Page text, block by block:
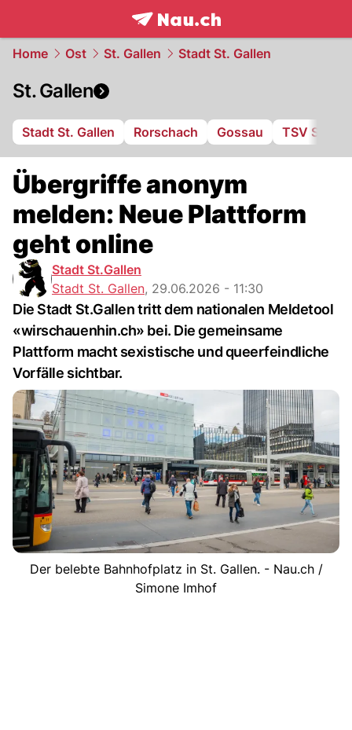
frontpage.NAU.ch
Home Ost St. Gallen Stadt St. Gallen
St. Gallen
Stadt St. Gallen Rorschach Gossau TSV St.
Übergriffe anonym
melden: Neue Plattform
geht online
Stadt St.Gallen
Stadt St. Gallen, 29.06.2026 - 11:30
Die Stadt St.Gallen tritt dem nationalen Meldetool
«wirschauenhin.ch» bei. Die gemeinsame
Plattform macht sexistische und queerfeindliche
Vorfälle sichtbar.
Der belebte Bahnhofplatz in St. Gallen. - Nau.ch /
Simone Imhof